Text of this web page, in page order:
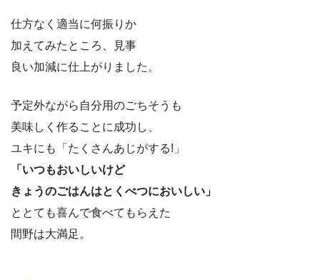
仕方なく適当に何振りか
加えてみたところ、見事
良い加減に仕上がりました。
予定外ながら自分用のごちそうも
美味しく作ることに成功し、
ユキにも「たくさんあじがする!」
「いつもおいしいけど
きょうのごはんはとくべつにおいしい」
ととても喜んで食べてもらえた
間野は大満足。